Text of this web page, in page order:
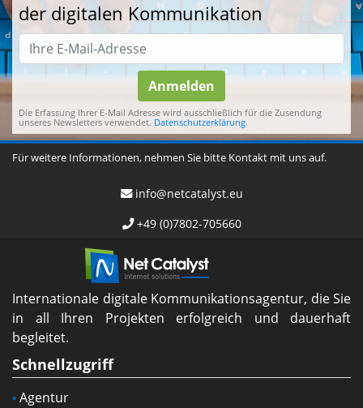
der digitalen Kommunikation
Anmelden
Die Erfassung Ihrer E-Mail Adresse wird ausschließlich für die Zusendung
unseres Newsletters verwendet. Datenschutzerklärung.
Für weitere Informationen, nehmen Sie bitte Kontakt mit uns auf.
info@netcatalyst.eu
+49 (0)7802-705660
Internationale digitale Kommunikationsagentur, die Sie
in all Ihren Projekten erfolgreich und dauerhaft
begleitet.
Schnellzugriff
Agentur